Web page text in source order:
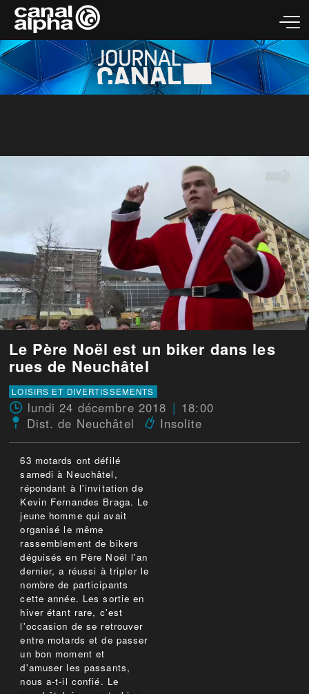
Le Père Noël est un biker dans les
rues de Neuchâtel
LOISIRS ET DIVERTISSEMENTS
lundi 24 décembre 2018
18:00
Dist. de Neuchâtel
Insolite
63 motards ont défilé
samedi à Neuchâtel,
répondant à l'invitation de
Kevin Fernandes Braga. Le
jeune homme qui avait
organisé le même
rassemblement de bikers
déguisés en Père Noël l'an
dernier, a réussi à tripler le
nombre de participants
cette année. Les sortie en
hiver étant rare, c'est
l'occasion de se retrouver
entre motards et de passer
un bon moment et
d'amuser les passants,
nous a-t-il confié. Le